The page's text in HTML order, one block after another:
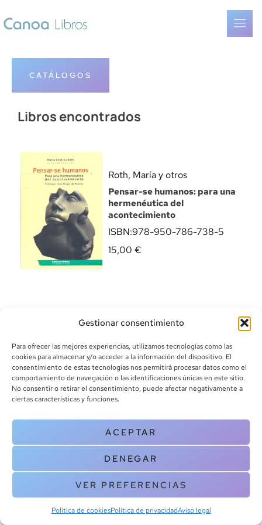
Gestionar consentimiento
Para ofrecer las mejores experiencias, utilizamos tecnologías como las
cookies para almacenar y/o acceder a la información del dispositivo. El
consentimiento de estas tecnologías nos permitirá procesar datos como el
comportamiento de navegación o las identificaciones únicas en este sitio.
No consentir o retirar el consentimiento, puede afectar negativamente a
ciertas características y funciones.
ACEPTAR
DENEGAR
VER PREFERENCIAS
Política de cookiesPolítica de privacidadAviso legal
CATÁLOGOS
Libros encontrados
Roth, María y otros
Pensar-se humanos: para una
hermenéutica del
acontecimiento
ISBN:978-950-786-738-5
15,00 €
info@canoalibros.com
pedidos@canoalibros.com
+34 934 242 391
CONTACTO
Copyright © 2025 Canoa Libros. All Rights Reserved |
cookies
| Aviso legal